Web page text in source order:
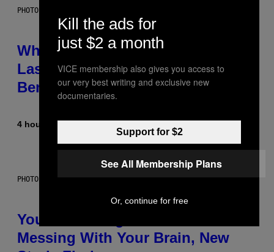
PHOTO: NASA; DR PIXEL / GETTY IMAGES
Why NASA Wants to Send a
Laser-Powered Drone Into Caves
Beneath the Moon
4 hours ago
PHOTO: BATUHAN TOKER / GETTY IMAGES
Your Desk Height Could Be
Messing With Your Brain, New
Kill the ads for
just $2 a month
VICE membership also gives you access to
our very best writing and exclusive new
documentaries.
Support for $2
See All Membership Plans
Or, continue for free